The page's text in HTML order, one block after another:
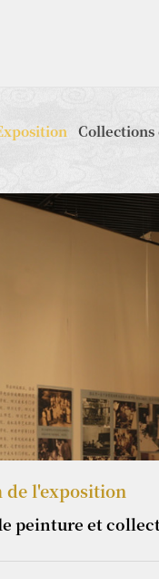
Collections
de l'exposition
peinture et